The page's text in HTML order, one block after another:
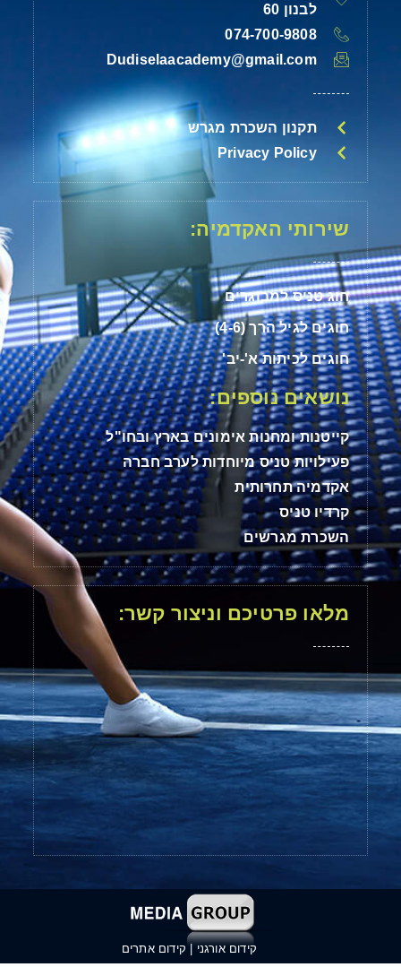
לבנון 60
074-700-9808
Dudiselaacademy@gmail.com
תקנון השכרת מגרש
Privacy Policy
שירותי האקדמיה:
חוג טניס למבוגרים
חוגים לגיל הרך (4-6)
חוגים לכיתות א'-יב'
נושאים נוספים:
קייטנות ומחנות אימונים בארץ ובחו"ל
פעילויות טניס מיוחדות לערב חברה
אקדמיה תחרותית
קרדיו טניס
השכרת מגרשים
מלאו פרטיכם וניצור קשר:
קידום אורגני | קידום אתרים